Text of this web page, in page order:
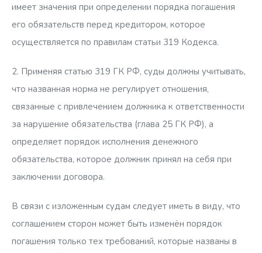
имеет значения при определении порядка погашения
его обязательств перед кредитором, которое
осуществляется по правилам статьи 319 Кодекса.
2. Применяя статью 319 ГК РФ, суды должны учитывать,
что названная норма не регулирует отношения,
связанные с привлечением должника к ответственности
за нарушение обязательства (глава 25 ГК РФ), а
определяет порядок исполнения денежного
обязательства, которое должник принял на себя при
заключении договора.
В связи с изложенным судам следует иметь в виду, что
соглашением сторон может быть изменён порядок
погашения только тех требований, которые названы в